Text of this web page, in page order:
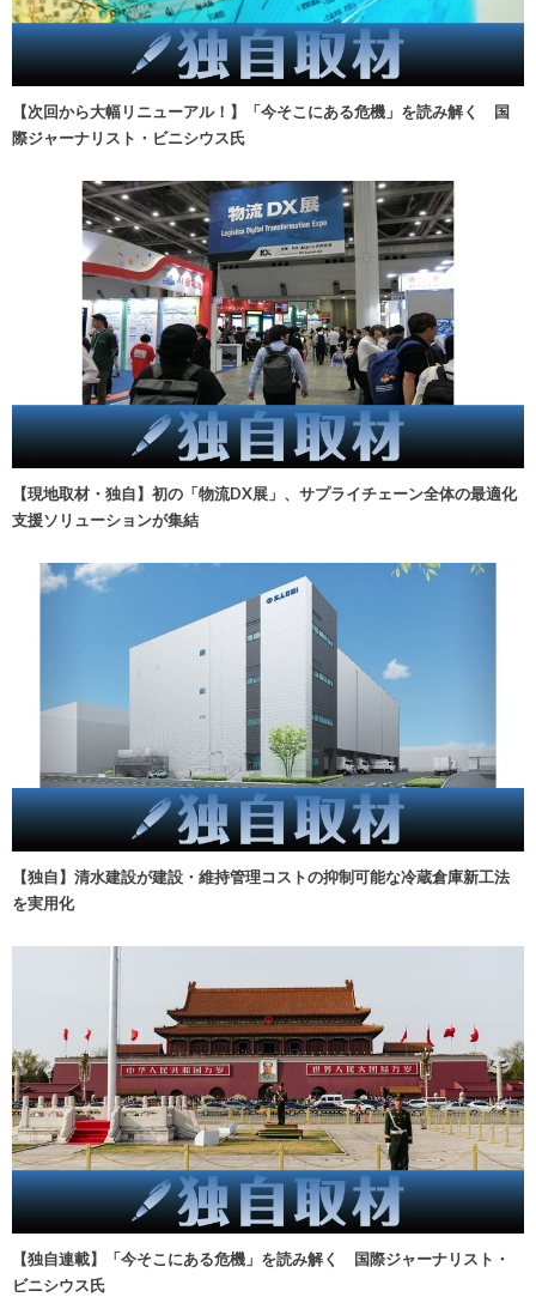
【次回から大幅リニューアル！】「今そこにある危機」を読み解く 国
際ジャーナリスト・ビニシウス氏
【現地取材・独自】初の「物流DX展」、サプライチェーン全体の最適化
支援ソリューションが集結
【独自】清水建設が建設・維持管理コストの抑制可能な冷蔵倉庫新工法
を実用化
【独自連載】「今そこにある危機」を読み解く 国際ジャーナリスト・
ビニシウス氏